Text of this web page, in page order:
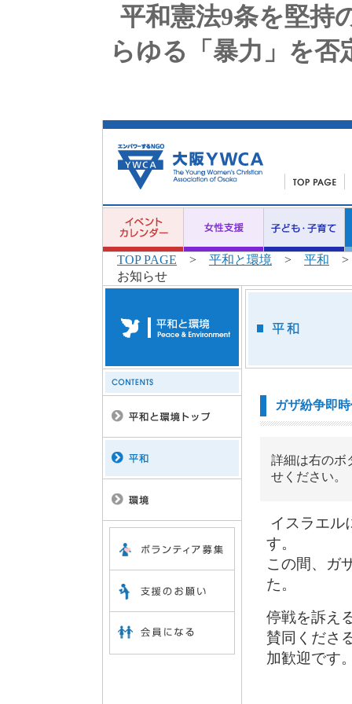
平和憲法9条を堅持
らゆる「暴力」を否
TOP PAGE > 平和と環境 > 平和 >
お知らせ
ガザ紛争即
詳細は右のボ
せください。
イスラエル
す。
この間、ガ
た。
停戦を訴え
賛同くださ
加歓迎です